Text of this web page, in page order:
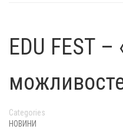
EDU FEST
Categories
НОВИНИ